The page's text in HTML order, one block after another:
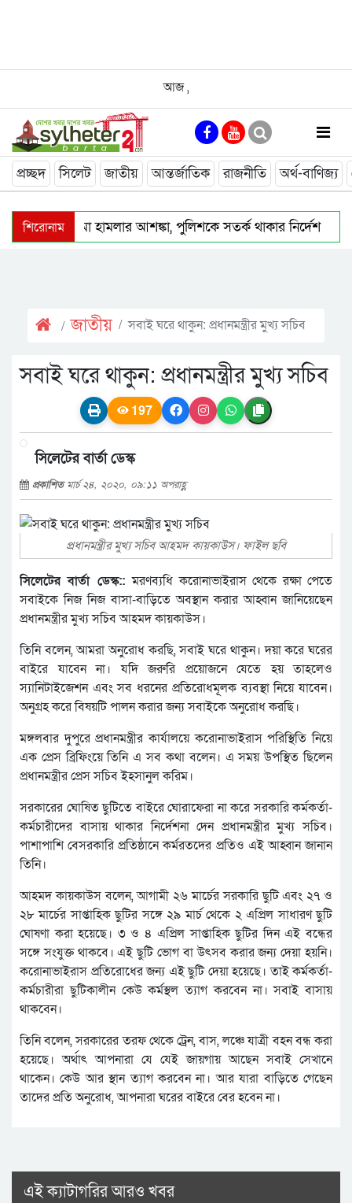
আজ,
প্রচ্ছদ সিলেট জাতীয় আন্তর্জাতিক রাজনীতি অর্থ-বাণিজ্য
শিরোনাম
সারা দেশে বোমা হামলার আশঙ্কা, পুলিশকে সতর্ক থাকার নির্দেশ
জাতীয় সবাই ঘরে থাকুন: প্রধানমন্ত্রীর মুখ্য সচিব
সবাই ঘরে থাকুন: প্রধানমন্ত্রীর মুখ্য সচিব
197
সিলেটের বার্তা ডেস্ক
প্রকাশিতমার্চ ২৪, ২০২০, ০৯:১১ অপরাহ্ণ
প্রধানমন্ত্রীর মুখ্য সচিব আহমদ কায়কাউস। ফাইল ছবি
সিলেটের বার্তা ডেস্ক::মরণব্যধি করোনাভাইরাস থেকে রক্ষা পেতে
সবাইকে নিজ নিজ বাসা-বাড়িতে অবস্থান করার আহ্বান জানিয়েছেন
প্রধানমন্ত্রীর মুখ্য সচিব আহমদ কায়কাউস।
তিনি বলেন, আমরা অনুরোধ করছি, সবাই ঘরে থাকুন। দয়া করে ঘরের
বাইরে যাবেন না। যদি জরুরি প্রয়োজনে যেতে হয় তাহলেও
স্যানিটাইজেশন এবং সব ধরনের প্রতিরোধমূলক ব্যবস্থা নিয়ে যাবেন।
অনুগ্রহ করে বিষয়টি পালন করার জন্য সবাইকে অনুরোধ করছি।
মঙ্গলবার দুপুরে প্রধানমন্ত্রীর কার্যালয়ে করোনাভাইরাস পরিস্থিতি নিয়ে
এক প্রেস ব্রিফিংয়ে তিনি এ সব কথা বলেন। এ সময় উপস্থিত ছিলেন
প্রধানমন্ত্রীর প্রেস সচিব ইহসানুল করিম।
সরকারের ঘোষিত ছুটিতে বাইরে ঘোরাফেরা না করে সরকারি কর্মকর্তা-
কর্মচারীদের বাসায় থাকার নির্দেশনা দেন প্রধানমন্ত্রীর মুখ্য সচিব।
পাশাপাশি বেসরকারি প্রতিষ্ঠানে কর্মরতদের প্রতিও এই আহ্বান জানান
তিনি।
আহমদ কায়কাউস বলেন, আগামী ২৬ মার্চের সরকারি ছুটি এবং ২৭ ও
২৮ মার্চের সাপ্তাহিক ছুটির সঙ্গে ২৯ মার্চ থেকে ২ এপ্রিল সাধারণ ছুটি
ঘোষণা করা হয়েছে। ৩ ও ৪ এপ্রিল সাপ্তাহিক ছুটির দিন এই বন্ধের
সঙ্গে সংযুক্ত থাকবে। এই ছুটি ভোগ বা উৎসব করার জন্য দেয়া হয়নি।
করোনাভাইরাস প্রতিরোধের জন্য এই ছুটি দেয়া হয়েছে। তাই কর্মকর্তা-
কর্মচারীরা ছুটিকালীন কেউ কর্মস্থল ত্যাগ করবেন না। সবাই বাসায়
থাকবেন।
তিনি বলেন, সরকারের তরফ থেকে ট্রেন, বাস, লঞ্চে যাত্রী বহন বন্ধ করা
হয়েছে। অর্থাৎ আপনারা যে যেই জায়গায় আছেন সবাই সেখানে
থাকেন। কেউ আর স্থান ত্যাগ করবেন না। আর যারা বাড়িতে গেছেন
তাদের প্রতি অনুরোধ, আপনারা ঘরের বাইরে বের হবেন না।
এই ক্যাটাগরির আরও খবর